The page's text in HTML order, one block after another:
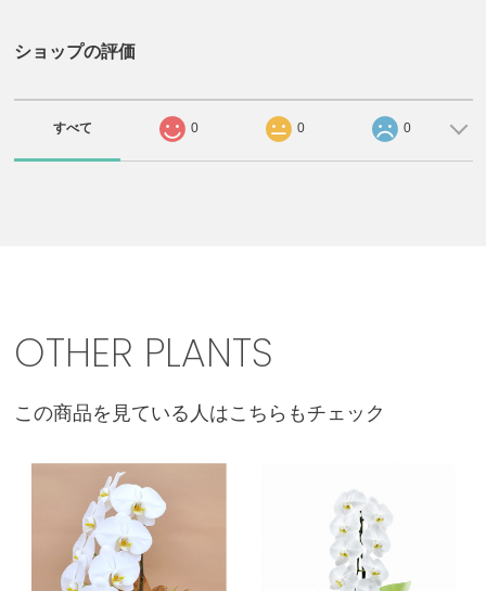
ショップの評価
すべて 0 0 0
OTHER PLANTS
この商品を見ている人はこちらもチェック